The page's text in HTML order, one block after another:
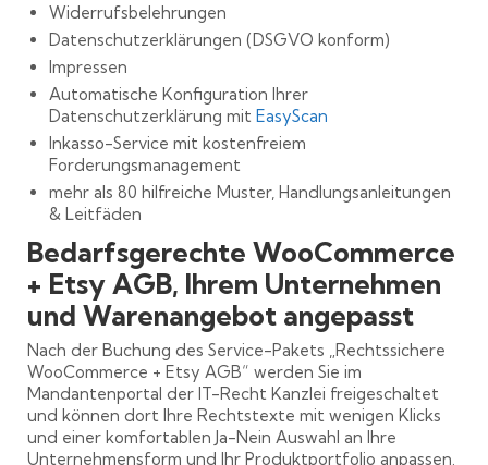
Widerrufsbelehrungen
Datenschutzerklärungen (DSGVO konform)
Impressen
Automatische Konfiguration Ihrer
Datenschutzerklärung mit EasyScan
Inkasso-Service mit kostenfreiem
Forderungsmanagement
mehr als 80 hilfreiche Muster, Handlungsanleitungen
& Leitfäden
Bedarfsgerechte WooCommerce
+ Etsy AGB, Ihrem Unternehmen
und Warenangebot angepasst
Nach der Buchung des Service-Pakets „Rechtssichere
WooCommerce + Etsy AGB“ werden Sie im
Mandantenportal der IT-Recht Kanzlei freigeschaltet
und können dort Ihre Rechtstexte mit wenigen Klicks
und einer komfortablen Ja-Nein Auswahl an Ihre
Unternehmensform und Ihr Produktportfolio anpassen.